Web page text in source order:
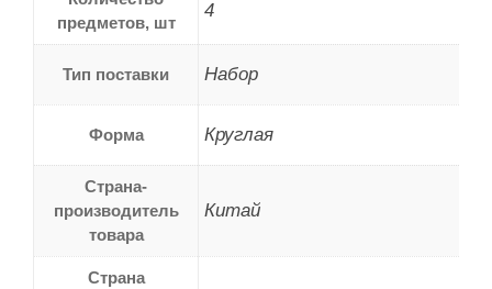
предметов, шт
4
Тип поставки Набор
Форма Круглая
Страна-
производитель
товара
Китай
Страна